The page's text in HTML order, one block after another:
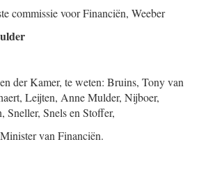
commissie voor Financiën, Weeber
der Kamer, te weten: Bruins, Tony van
Leijten, Anne Mulder, Nijboer,
Sneller, Snels en Stoffer,
van Financiën.